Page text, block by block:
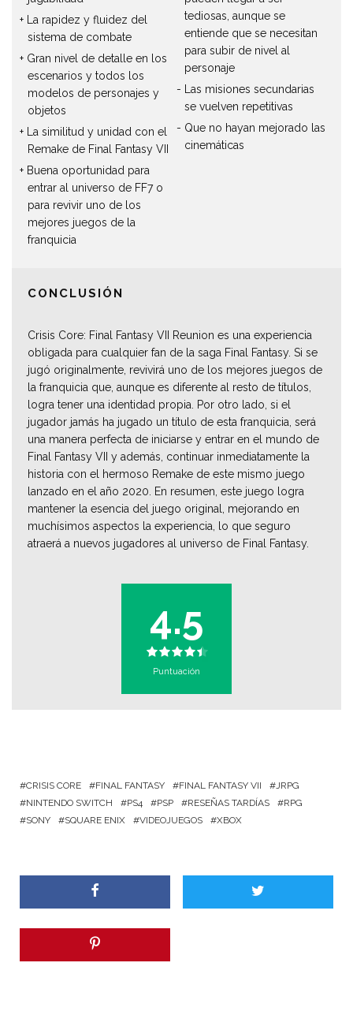
CONCLUSIÓN
Crisis Core: Final Fantasy VII Reunion es una experiencia
obligada para cualquier fan de la saga Final Fantasy. Si se
jugó originalmente, revivirá uno de los mejores juegos de
la franquicia que, aunque es diferente al resto de títulos,
logra tener una identidad propia. Por otro lado, si el
jugador jamás ha jugado un título de esta franquicia, será
una manera perfecta de iniciarse y entrar en el mundo de
Final Fantasy VII y además, continuar inmediatamente la
historia con el hermoso Remake de este mismo juego
lanzado en el año 2020. En resumen, este juego logra
mantener la esencia del juego original, mejorando en
muchísimos aspectos la experiencia, lo que seguro
atraerá a nuevos jugadores al universo de Final Fantasy.
La rapidez y fluidez del
sistema de combate
Gran nivel de detalle en los
escenarios y todos los
modelos de personajes y
objetos
La similitud y unidad con el
Remake de Final Fantasy VII
Buena oportunidad para
entrar al universo de FF7 o
para revivir uno de los
mejores juegos de la
franquicia
tediosas, aunque se
entiende que se necesitan
para subir de nivel al
personaje
Las misiones secundarias
se vuelven repetitivas
Que no hayan mejorado las
cinemáticas
4.5
Puntuación
CRISIS CORE FINAL FANTASY FINAL FANTASY VII
JRPG
NINTENDO SWITCH
PS4 PSP RESEÑAS TARDÍAS
RPG
SONY
SQUARE ENIX VIDEOJUEGOS XBOX